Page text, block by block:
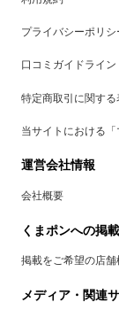
プライバシーポリシ
口コミガイドライン
特定商取引に関する
当サイトにおける
運営会社情報
会社概要
くまポンへの掲
掲載をご希望の店舗
メディア・関連